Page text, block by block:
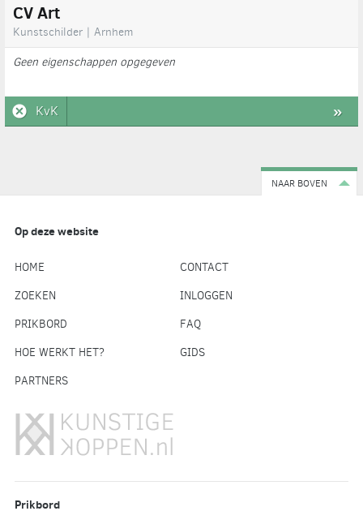
CV Art
Kunstschilder | Arnhem
Geen eigenschappen opgegeven
KvK »
NAAR BOVEN
Op deze website
HOME
CONTACT
ZOEKEN
INLOGGEN
PRIKBORD
FAQ
HOE WERKT HET?
GIDS
PARTNERS
Prikbord